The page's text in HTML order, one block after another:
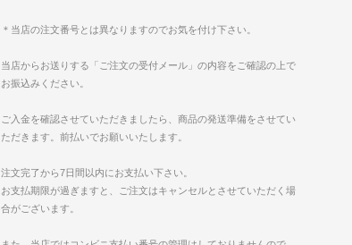
＊当店の注文番号とは異なりますのでお気を付け下さい。
当店からお送りする「ご注文の受付メール」の内容をご確認の上で
お振込みください。
ご入金を確認させていただきましたら、商品の発送準備をさせてい
ただきます。前払いでお願いいたします。
注文完了から7日間以内にお支払い下さい。
お支払期限が過ぎますと、ご注文はキャンセルとさせていただく場
合がございます。